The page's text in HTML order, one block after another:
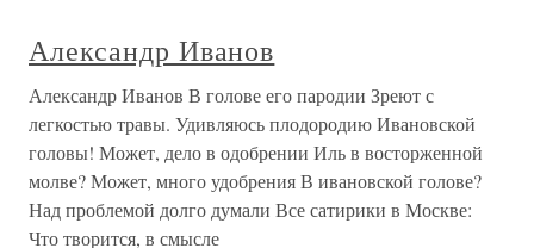
Александр Иванов
Александр Иванов В голове его пародии Зреют с
легкостью травы. Удивляюсь плодородию Ивановской
головы! Может, дело в одобрении Иль в восторженной
молве? Может, много удобрения В ивановской голове?
Над проблемой долго думали Все сатирики в Москве:
Что творится, в смысле